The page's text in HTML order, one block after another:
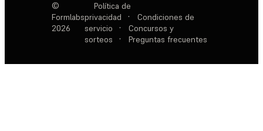
©
Formlabs
2026
Política de
privacidad
·
Condiciones de
servicio
·
Concursos y
sorteos
· Preguntas frecuentes